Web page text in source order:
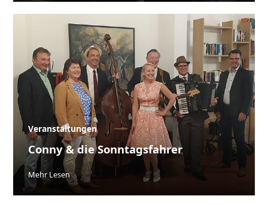
Veranstaltungen
Conny & die Sonntagsfahrer
Mehr Lesen